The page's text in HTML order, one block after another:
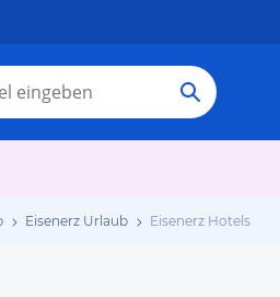
Eisenerz Urlaub Eisenerz Hotels